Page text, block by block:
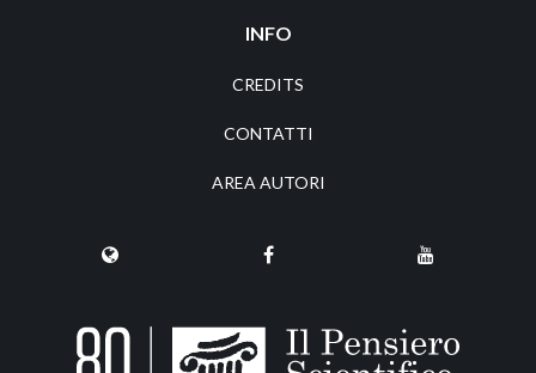
INFO
CREDITS
CONTATTI
AREA AUTORI